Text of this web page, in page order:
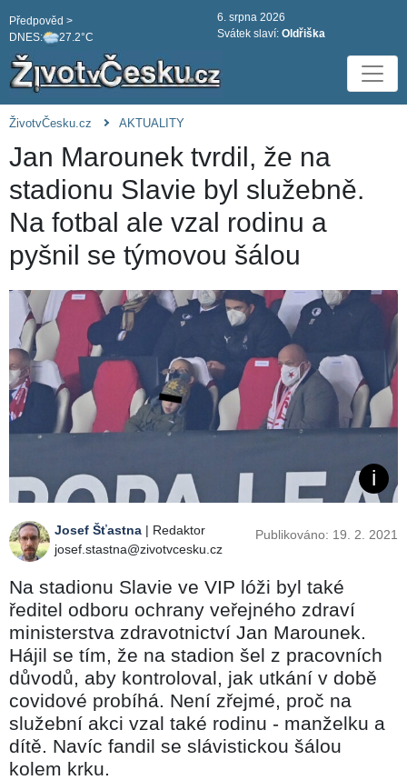
DNES: 27.2°C
Předpověd >
6. srpna 2026
Svátek slaví: Oldřiška
ŽivotvČesku.cz AKTUALITY
Jan Marounek tvrdil, že na
stadionu Slavie byl služebně.
Na fotbal ale vzal rodinu a
pyšnil se týmovou šálou
Josef Šťastna | Redaktor
josef.stastna@zivotvcesku.cz
Publikováno: 19. 2. 2021
Na stadionu Slavie ve VIP lóži byl také
ředitel odboru ochrany veřejného zdraví
ministerstva zdravotnictví Jan Marounek.
Hájil se tím, že na stadion šel z pracovních
důvodů, aby kontroloval, jak utkání v době
covidové probíhá. Není zřejmé, proč na
služební akci vzal také rodinu - manželku a
dítě. Navíc fandil se slávistickou šálou
kolem krku.